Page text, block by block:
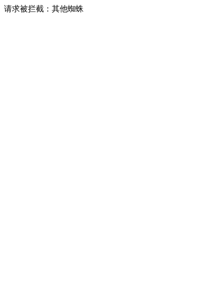
请求被拦截：其他蜘蛛